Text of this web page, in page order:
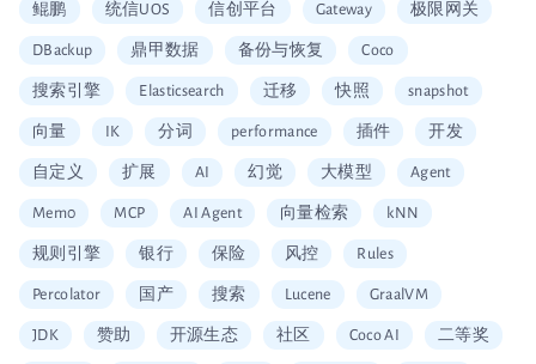
鲲鹏 统信UOS 信创平台 Gateway 极限网关
DBackup 鼎甲数据 备份与恢复 Coco
搜索引擎 Elasticsearch 迁移 快照 snapshot
向量 IK 分词 performance 插件 开发
自定义 扩展 AI 幻觉 大模型 Agent
Mem0 MCP AI Agent 向量检索 kNN
规则引擎 银行 保险 风控 Rules
Percolator 国产 搜索 Lucene GraalVM
JDK 赞助 开源生态 社区 Coco AI 二等奖